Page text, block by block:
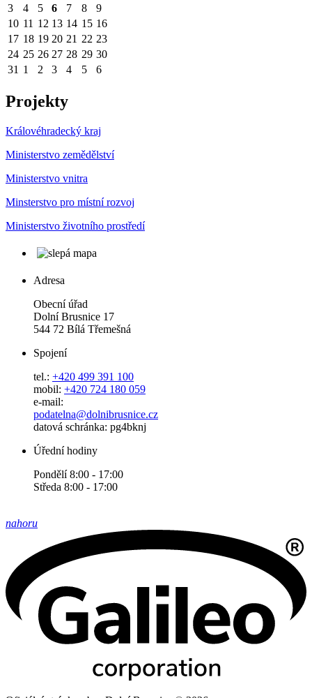
3
4 5 6 7 8
9
10 11 12 13 14 15 16
17 18 19 20 21 22 23
24 25 26 27 28 29 30
31 1 2 3 4 5 6
Projekty
Královéhradecký kraj
Ministerstvo zemědělství
Ministerstvo vnitra
Minsterstvo pro místní rozvoj
Ministerstvo životního prostředí
Adresa
Obecní úřad
Dolní Brusnice 17
544 72 Bílá Třemešná
Spojení
tel.: +420 499 391 100
mobil: +420 724 180 059
e-mail:
podatelna@dolnibrusnice.cz
datová schránka: pg4bknj
Úřední hodiny
Pondělí 8:00 - 17:00
Středa 8:00 - 17:00
nahoru